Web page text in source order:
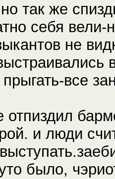
так же
себя
не
все
и люди
было,